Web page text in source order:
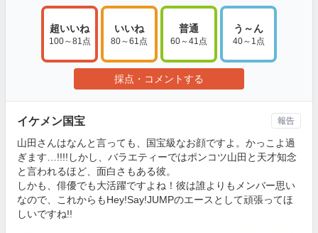
超いいね
100～81点
いいね
80～61点
普通
60～41点
う～ん
40～1点
採点・コメントする
イケメン国宝
山田さんはなんと言っても、国宝級なお顔ですよ。かっこよ過
ぎます…!!!!しかし、バラエティーではポンコツ山田と天才知念
と言われるほど、面白さもある彼。
しかも、俳優でも大活躍ですよね！彼は誰よりもメンバー思い
なので、これからもHey!Say!JUMPのエースとして頑張ってほ
しいですね!!
報告